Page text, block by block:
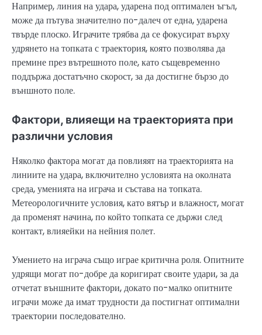
Например, линия на удара, ударена под оптимален ъгъл,
може да пътува значително по-далеч от една, ударена
твърде плоско. Играчите трябва да се фокусират върху
удрянето на топката с траектория, която позволява да
премине през вътрешното поле, като същевременно
поддържа достатъчно скорост, за да достигне бързо до
външното поле.
Фактори, влияещи на траекторията при
различни условия
Няколко фактора могат да повлияят на траекторията на
линиите на удара, включително условията на околната
среда, уменията на играча и състава на топката.
Метеорологичните условия, като вятър и влажност, могат
да променят начина, по който топката се държи след
контакт, влияейки на нейния полет.
Умението на играча също играе критична роля. Опитните
удрящи могат по-добре да коригират своите удари, за да
отчетат външните фактори, докато по-малко опитните
играчи може да имат трудности да постигнат оптимални
траектории последователно.